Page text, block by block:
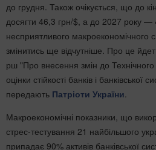
до грудня. Також очікується, що до
досягти 46,3 грн/$, а до 2027 року —
несприятливого макроекономічного
змінитись ще відчутніше. Про це
рш "Про внесення змін до
оцінки стійкості банків і
передають Патріоти України.
Макроекономічні показники, що
стрес-тестування 21 найбільшого
припадає 90% активів банківської